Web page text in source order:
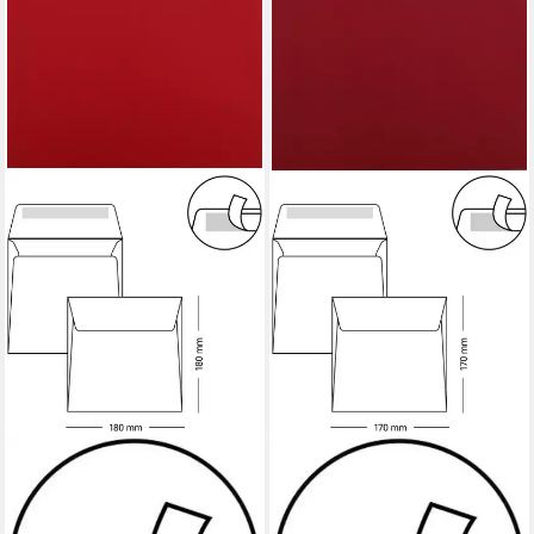
BRIEFUMSCHLÄGE24PLUS
Briefumschlag 25 St. 18 x 18
cm Briefumschläge
BRIEFUMSCHLÄGE24PLUS
Briefumschlag 50 St. 17 x 17
cm Briefumschläge